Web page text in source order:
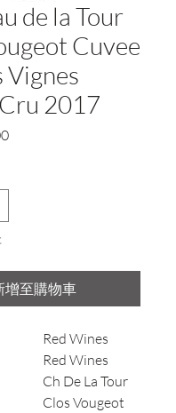
de la Tour
Cuvee
Vignes
2017
價
增至購物車
Red Wines
Red Wines
Ch De La Tour
Clos Vougeot